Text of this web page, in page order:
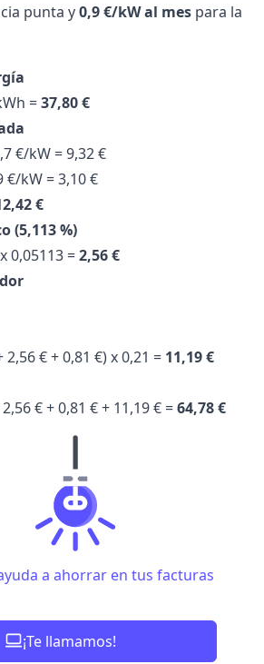
punta y0,9 €/kW al mes para la
=37,80 €
€/kW = 9,32 €
€/kW = 3,10 €
€
(5,113 %)
0,05113 =2,56 €
2,56 € + 0,81 €) x 0,21 = 11,19 €
€ + 0,81 € + 11,19 € =64,78 €
a ahorrar en tus facturas
¡Te llamamos!